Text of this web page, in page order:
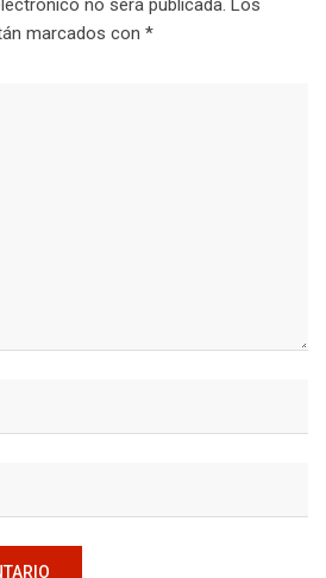
no será publicada. Los
marcados con *